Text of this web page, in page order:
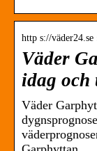
http s://väder24.se
Väder
idag och
Väder